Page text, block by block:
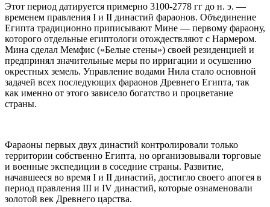
Этот период датируется примерно 3100-2778 гг до н. э. —
временем правления I и II династий фараонов. Объединение
Египта традиционно приписывают Мине — первому фараону,
которого отдельные египтологи отождествляют с Нармером.
Мина сделал Мемфис («Белые стены») своей резиденцией и
предпринял значительные меры по ирригации и осушению
окрестных земель. Управление водами Нила стало основной
задачей всех последующих фараонов Древнего Египта, так
как именно от этого зависело богатство и процветание
страны.
Фараоны первых двух династий контролировали только
территории собственно Египта, но организовывали торговые
и военные экспедиции в соседние страны. Развитие,
начавшееся во время I и II династий, достигло своего апогея в
период правления III и IV династий, которые ознаменовали
золотой век Древнего царства.